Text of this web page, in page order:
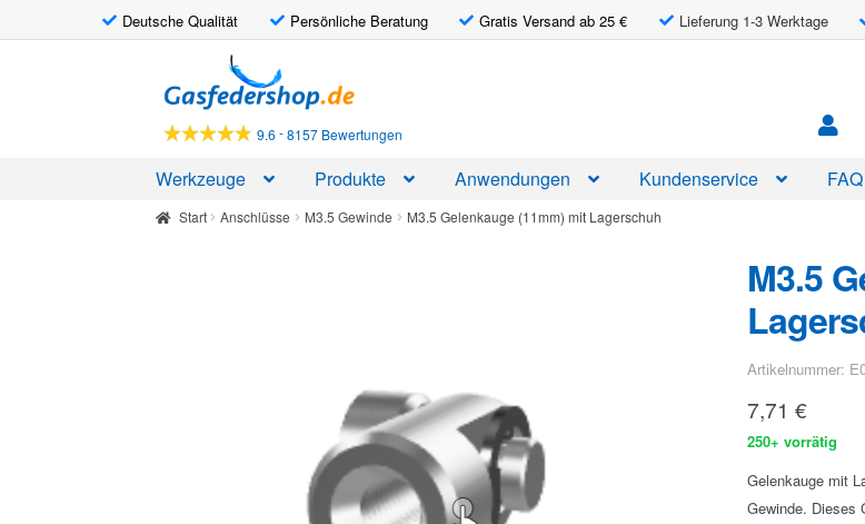
Deutsche Qualität Persönliche Beratung Gratis Versand ab 25 € Lieferung 1-3 Werktage
Navigation
springen
Inhalt
springen
9.6 -8157 Bewertungen
Werkzeuge Produkte Anwendungen Kundenservice FAQ
Start Anschlüsse M3.5 Gewinde M3.5 Gelenkauge (11mm) mit Lagerschuh
M3.5
Artikelnummer:
7,71 €
250+ vorrätig
Gelenkauge mit
Gewinde. Dieses